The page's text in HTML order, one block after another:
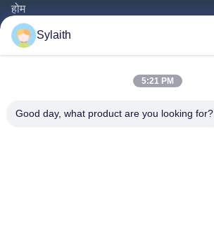
होम
उत्पाद
वीडियो
फैक्टरी यात्रा
Sylaith
5:21 PM
Good day, what product are you looking for?